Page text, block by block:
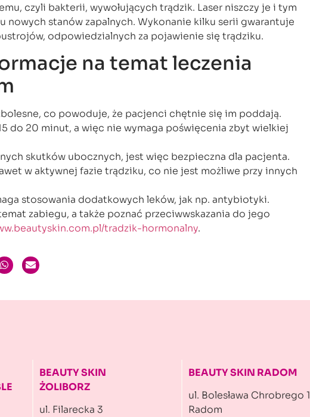
czyli bakterii, wywołujących trądzik. Laser niszczy je i tym
nowych stanów zapalnych. Wykonanie kilku serii gwarantuje
odpowiedzialnych za pojawienie się trądziku.
na temat leczenia
co powoduje, że pacjenci chętnie się im poddają.
do 20 minut, a więc nie wymaga poświęcenia zbyt wielkiej
skutków ubocznych, jest więc bezpieczna dla pacjenta.
w aktywnej fazie trądziku, co nie jest możliwe przy innych
stosowania dodatkowych leków, jak np. antybiotyki.
zabiegu, a także poznać przeciwwskazania do jego
tradzik-hormonalny.
BEAUTY SKIN
ŻOLIBORZ
ul. Filarecka 3
BEAUTY SKIN RADOM
ul. Bolesława Chrobrego 1
Radom